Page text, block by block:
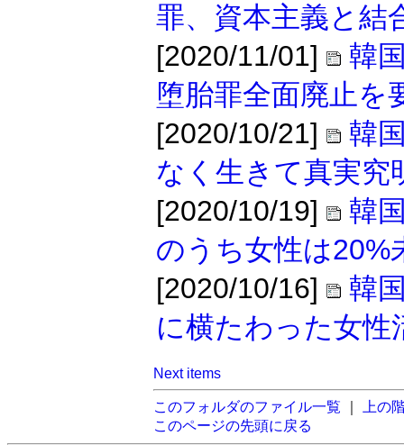
罪、資本主義と結
[2020/11/01]
韓
堕胎罪全面廃止を
[2020/10/21]
韓
なく生きて真実究
[2020/10/19]
韓
のうち女性は20%
[2020/10/16]
韓
に横たわった女性
Next items
このフォルダのファイル一覧
上の
このページの先頭に戻る